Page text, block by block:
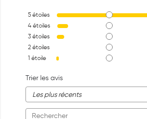
5 étoiles
4 étoiles
3 étoiles
2 étoiles
1 étoile
Trier les avis